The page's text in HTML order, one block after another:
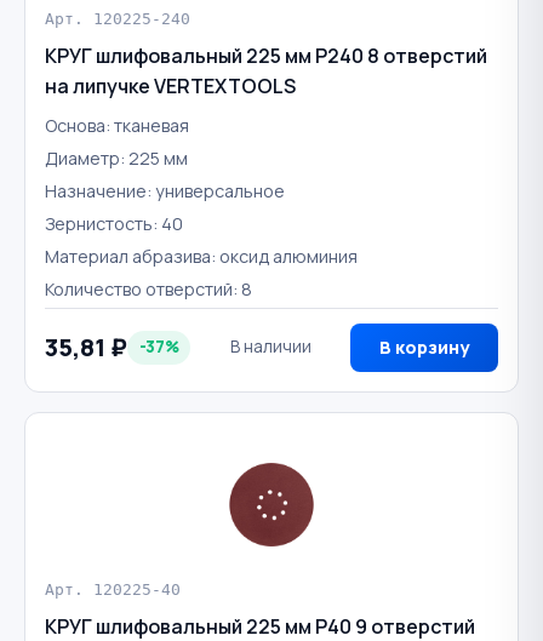
Арт. 120225-240
КРУГ шлифовальный 225 мм Р240 8 отверстий
на липучке VERTEXTOOLS
Основа: тканевая
Диаметр: 225 мм
Назначение: универсальное
Зернистость: 40
Материал абразива: оксид алюминия
Количество отверстий: 8
35,81 ₽ -37% В наличии В корзину
Арт. 120225-40
КРУГ шлифовальный 225 мм Р40 9 отверстий